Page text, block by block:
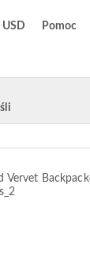
USD Pomoc